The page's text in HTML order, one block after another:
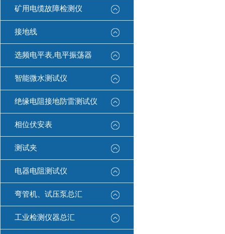
矿用电缆故障检测仪
接地线
选频电平表,电平振荡器
智能微水测试仪
绝缘电阻接地防雷测试仪
相位伏安表
测试夹
电器电阻测试仪
弯管机、试压泵总汇
工业检测仪器总汇